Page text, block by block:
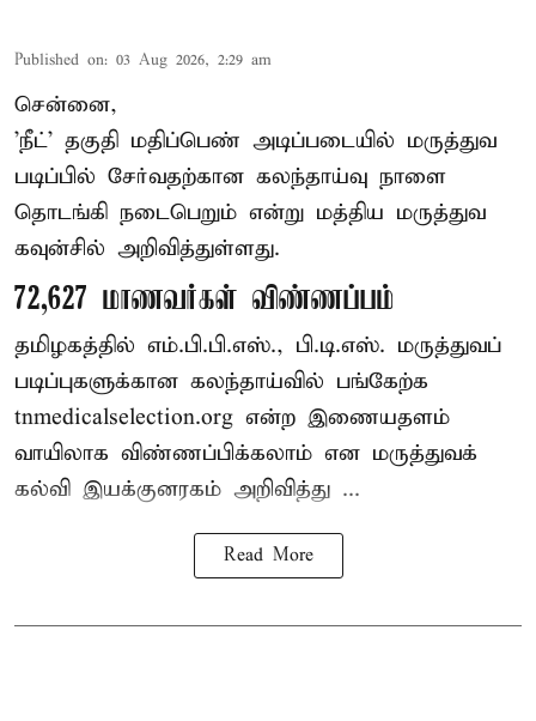
Published on: 03 Aug 2026, 2:29 am
சென்னை,
'நீட்' தகுதி மதிப்பெண் அடிப்படையில் மருத்துவ
படிப்பில் சேர்வதற்கான கலந்தாய்வு நாளை
தொடங்கி நடைபெறும் என்று மத்திய மருத்துவ
கவுன்சில் அறிவித்துள்ளது.
72,627 மாணவர்கள் விண்ணப்பம்
தமிழகத்தில் எம்.பி.பி.எஸ்., பி.டி.எஸ். மருத்துவப்
படிப்புகளுக்கான கலந்தாய்வில் பங்கேற்க
tnmedicalselection.org என்ற இணையதளம்
வாயிலாக விண்ணப்பிக்கலாம் என மருத்துவக்
கல்வி இயக்குனரகம் அறிவித்து ...
Read More